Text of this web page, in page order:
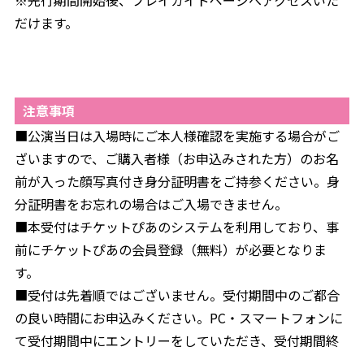
だけます。
注意事項
■公演当日は入場時にご本人様確認を実施する場合がご
ざいますので、ご購入者様（お申込みされた方）のお名
前が入った顔写真付き身分証明書をご持参ください。身
分証明書をお忘れの場合はご入場できません。
■本受付はチケットぴあのシステムを利用しており、事
前にチケットぴあの会員登録（無料）が必要となりま
す。
■受付は先着順ではございません。受付期間中のご都合
の良い時間にお申込みください。PC・スマートフォンに
て受付期間中にエントリーをしていただき、受付期間終